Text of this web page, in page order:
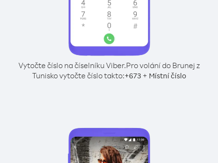
Vytočte číslo na číselníku Viber.Pro volání do Brunej z
Tunisko vytočte číslo takto:+673+ Místní číslo